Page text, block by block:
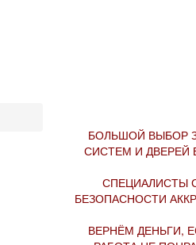
БОЛЬШОЙ ВЫБОР
СИСТЕМ И ДВЕРЕЙ
СПЕЦИАЛИСТЫ
БЕЗОПАСНОСТИ
ВЕРНЁМ ДЕНЬГИ,